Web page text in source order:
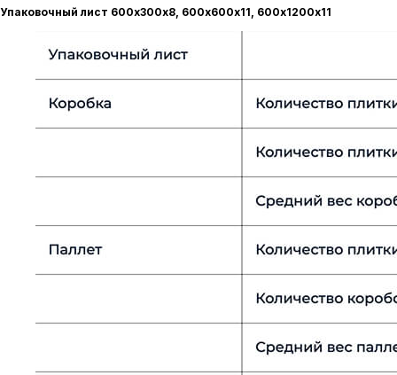
Упаковочный лист 600х300х8, 600х600х11, 600х1200х11